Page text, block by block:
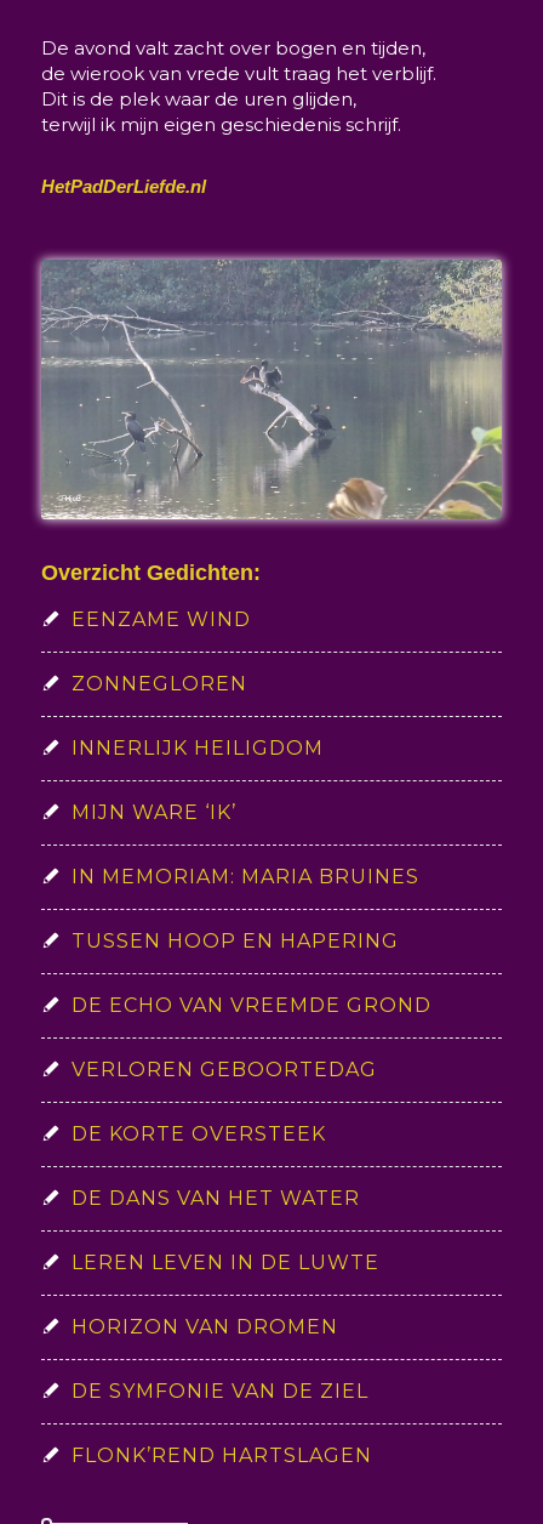
De avond valt zacht over bogen en tijden,
de wierook van vrede vult traag het verblijf.
Dit is de plek waar de uren glijden,
terwijl ik mijn eigen geschiedenis schrijf.
HetPadDerLiefde.nl
Overzicht Gedichten:
EENZAME WIND
ZONNEGLOREN
INNERLIJK HEILIGDOM
MIJN WARE ‘IK’
IN MEMORIAM: MARIA BRUINES
TUSSEN HOOP EN HAPERING
DE ECHO VAN VREEMDE GROND
VERLOREN GEBOORTEDAG
DE KORTE OVERSTEEK
DE DANS VAN HET WATER
LEREN LEVEN IN DE LUWTE
HORIZON VAN DROMEN
DE SYMFONIE VAN DE ZIEL
FLONK’REND HARTSLAGEN